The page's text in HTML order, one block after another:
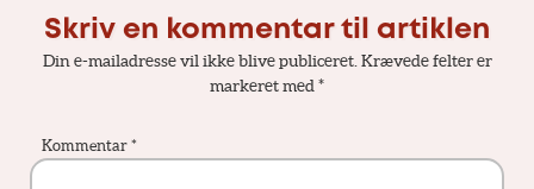
Skriv en kommentar til artiklen
Din e-mailadresse vil ikke blive publiceret. Krævede felter er
markeret med*
Kommentar *